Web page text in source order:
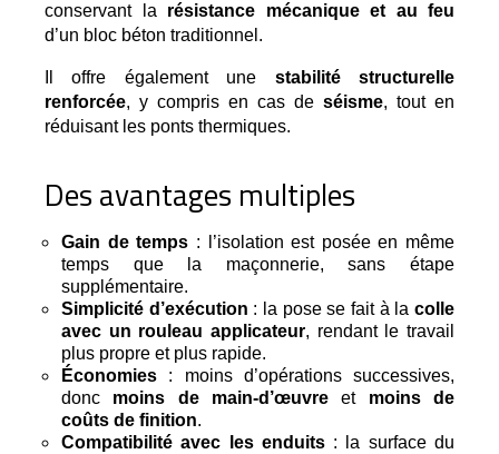
conservant la résistance mécanique et au feu
d’un bloc béton traditionnel.
Il offre également une stabilité structurelle
renforcée, y compris en cas de séisme, tout en
réduisant les ponts thermiques.
Des avantages multiples
Gain de temps : l’isolation est posée en même
temps que la maçonnerie, sans étape
supplémentaire.
Simplicité d’exécution : la pose se fait à lacolle
avec un rouleau applicateur, rendant le travail
plus propre et plus rapide.
Économies : moins d’opérations successives,
donc moins de main-d’œuvre et moins de
coûts de finition.
Compatibilité avec les enduits: la surface du